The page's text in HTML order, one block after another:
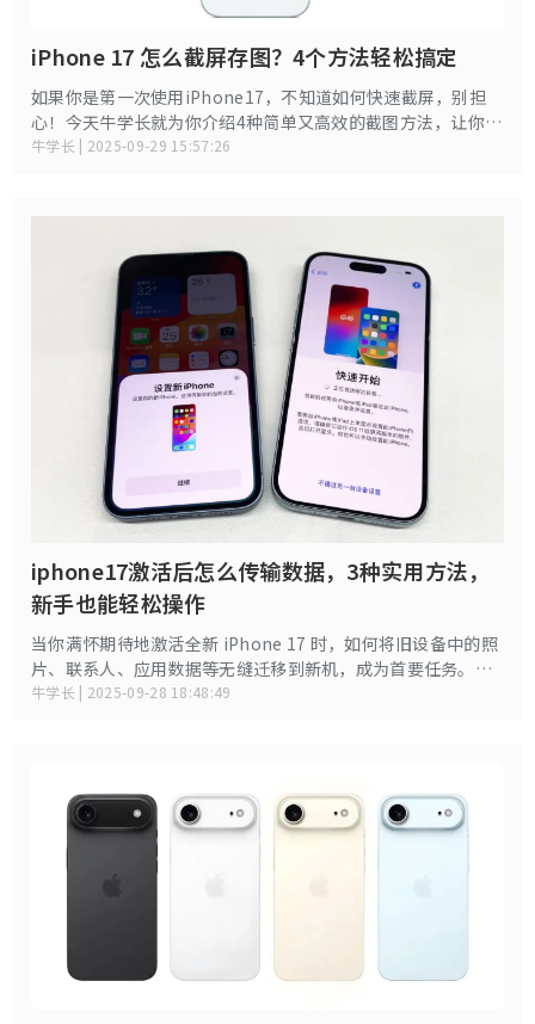
iPhone 17 怎么截屏存图？4个方法轻松搞定
如果你是第一次使用iPhone17，不知道如何快速截屏，别担
心！今天牛学长就为你介绍4种简单又高效的截图方法，让你轻
松掌握iPhone截屏技巧，随时保存屏幕内容。
牛学长 | 2025-09-29 15:57:26
iphone17激活后怎么传输数据，3种实用方法，
新手也能轻松操作
当你满怀期待地激活全新 iPhone 17 时，如何将旧设备中的照
片、联系人、应用数据等无缝迁移到新机，成为首要任务。苹
果提供了多种便捷的数据传输方式，无论你是从 iPhone、安
牛学长 | 2025-09-28 18:48:49